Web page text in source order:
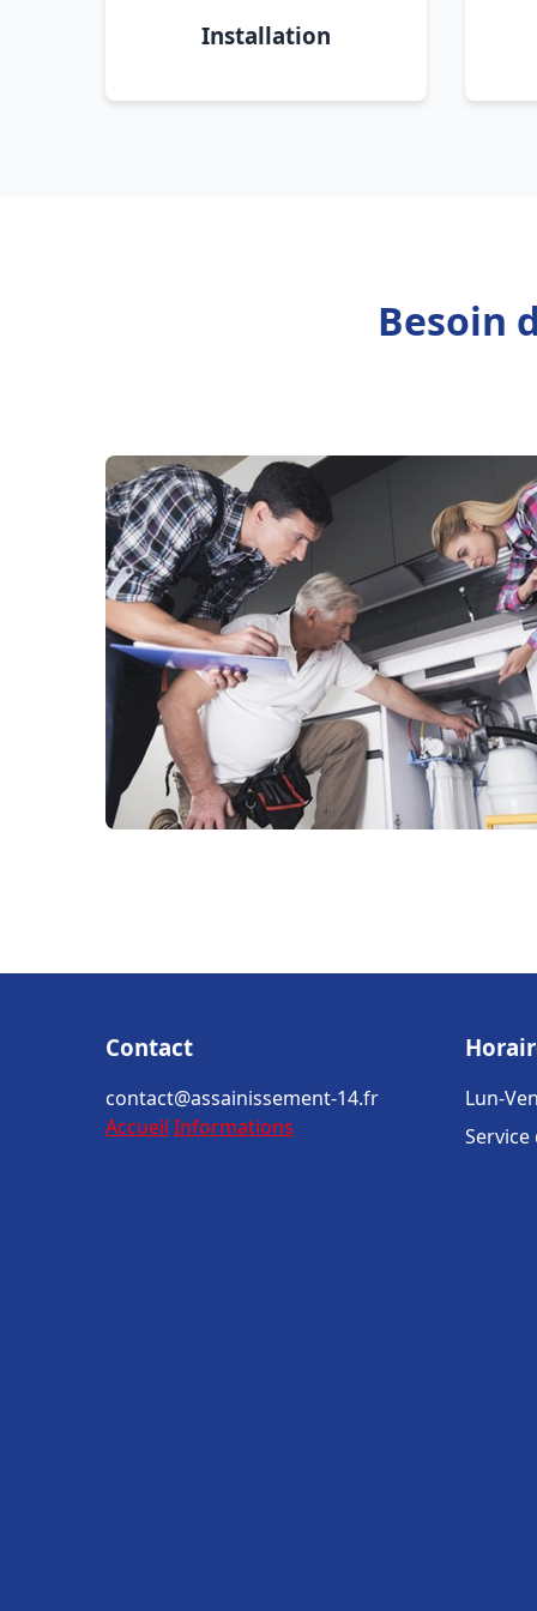
Installation
Besoin
Contact
contact@assainissement-14.fr
Accueil Informations
Lun-